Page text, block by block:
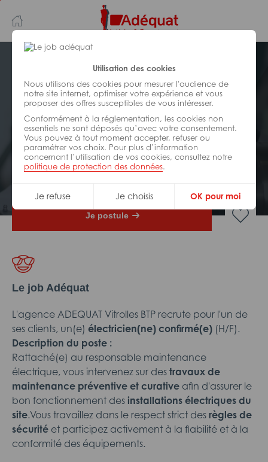
Utilisation des cookies
Nous utilisons des cookies pour mesurer l'audience de
notre site internet, optimiser votre expérience et vous
proposer des offres susceptibles de vous intéresser.
Conformément à la réglementation, les cookies non
essentiels ne sont déposés qu’avec votre consentement.
Vous pouvez à tout moment accepter, refuser ou
paramétrer vos choix. Pour plus d’information
concernant l’utilisation de vos cookies, consultez notre
politique de protection des données.
Je refuse Je choisis OK pour moi
au
contenu
principal
navigation
INDUSTRIE/FABRICATION/
TRANSFORMATION
Réf : Z55-306503
Electricien de maintenance
Interim Bouc-Bel-Air
Je postule
Le job Adéquat
L'agence ADEQUAT Vitrolles BTP recrute pour l'un de
ses clients, un(e) électricien(ne) confirmé(e) (H/F).
Description du poste :
Rattaché(e) au responsable maintenance
électrique, vous intervenez sur des travaux de
maintenance préventive et curative afin d'assurer le
bon fonctionnement des installations électriques du
site.Vous travaillez dans le respect strict des règles de
sécurité et participez activement à la fiabilité et à la
conformité des équipements.